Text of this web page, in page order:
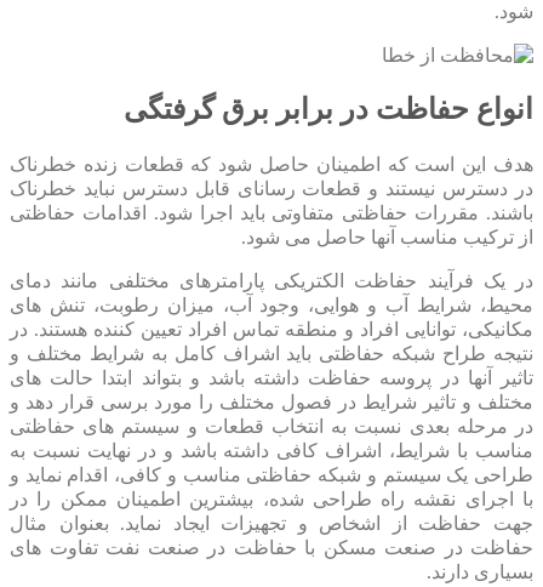
شود.
انواع حفاظت در برابر برق گرفتگی
هدف این است که اطمینان حاصل شود که قطعات زنده خطرناک
در دسترس نیستند و قطعات رسانای قابل دسترس نباید خطرناک
باشند. مقررات حفاظتی متفاوتی باید اجرا شود. اقدامات حفاظتی
از ترکیب مناسب آنها حاصل می شود.
در یک فرآیند حفاظت الکتریکی پارامترهای مختلفی مانند دمای
محیط، شرایط آب و هوایی، وجود آب، میزان رطوبت، تنش های
مکانیکی، توانایی افراد و منطقه تماس افراد تعیین کننده هستند. در
نتیجه طراح شبکه حفاظتی باید اشراف کامل به شرایط مختلف و
تاثیر آنها در پروسه حفاظت داشته باشد و بتواند ابتدا حالت های
مختلف و تاثیر شرایط در فصول مختلف را مورد برسی قرار دهد و
در مرحله بعدی نسبت به انتخاب قطعات و سیستم های حفاظتی
مناسب با شرایط، اشراف کافی داشته باشد و در نهایت نسبت به
طراحی یک سیستم و شبکه حفاظتی مناسب و کافی، اقدام نماید و
با اجرای نقشه راه طراحی شده، بیشترین اطمینان ممکن را در
جهت حفاظت از اشخاص و تجهیزات ایجاد نماید. بعنوان مثال
حفاظت در صنعت مسکن با حفاظت در صنعت نفت تفاوت های
بسیاری دارند.